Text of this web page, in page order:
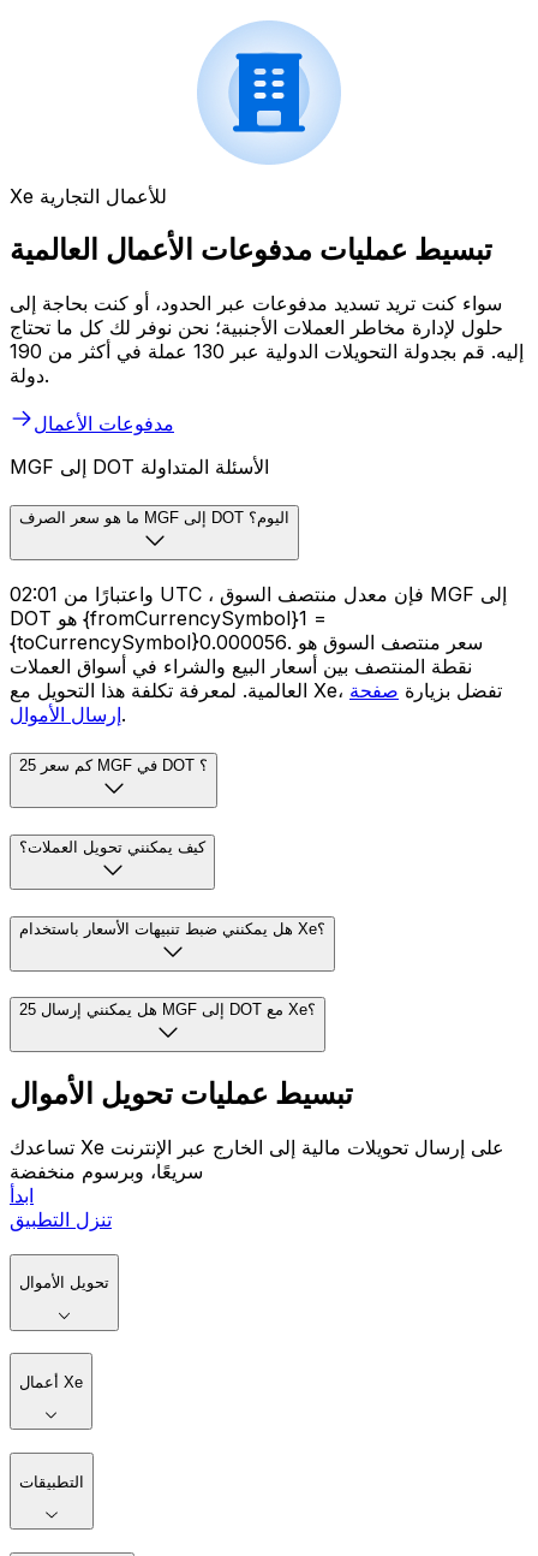
Xe للأعمال التجارية
تبسيط عمليات مدفوعات الأعمال العالمية
سواء كنت تريد تسديد مدفوعات عبر الحدود، أو كنت بحاجة إلى
حلول لإدارة مخاطر العملات الأجنبية؛ نحن نوفر لك كل ما تحتاج
إليه. قم بجدولة التحويلات الدولية عبر 130 عملة في أكثر من 190
دولة.
مدفوعات الأعمال
MGF إلى DOT الأسئلة المتداولة
ما هو سعر الصرف MGF إلى DOT اليوم؟
واعتبارًا من 02:01 UTC ، فإن معدل منتصف السوق MGF إلى
DOT هو {fromCurrencySymbol}1 =
{toCurrencySymbol}0.000056. سعر منتصف السوق هو
نقطة المنتصف بين أسعار البيع والشراء في أسواق العملات
العالمية. لمعرفة تكلفة هذا التحويل مع Xe، تفضل بزيارة صفحة
إرسال الأموال.
كم سعر 25 MGF في DOT ؟
كيف يمكنني تحويل العملات؟
هل يمكنني ضبط تنبيهات الأسعار باستخدام Xe؟
هل يمكنني إرسال 25 MGF إلى DOT مع Xe؟
تبسيط عمليات تحويل الأموال
تساعدك Xe على إرسال تحويلات مالية إلى الخارج عبر الإنترنت
سريعًا، وبرسوم منخفضة
ابدأ
تنزل التطبيق
تحويل الأموال
أعمال Xe
التطبيقات